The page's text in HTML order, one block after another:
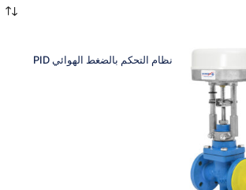
نظام التحكم بالضغط الهوائي PID